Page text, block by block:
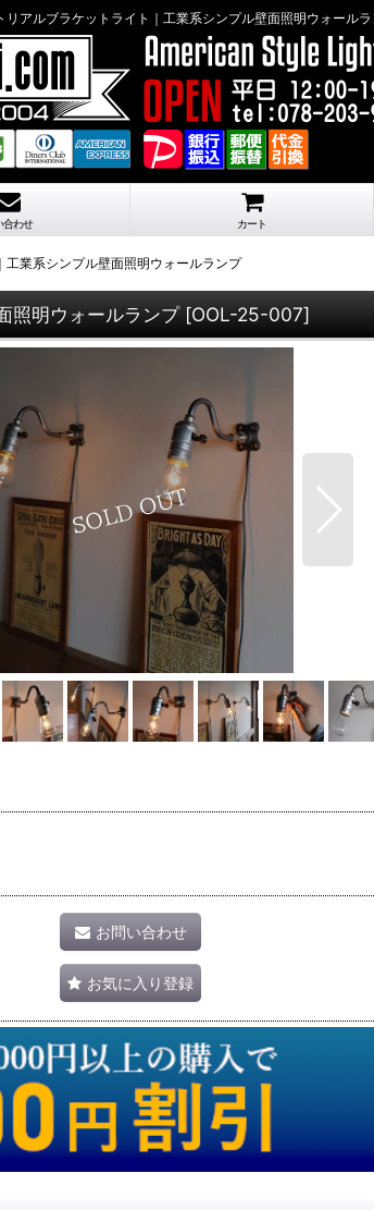
リアルブラケットライト｜工業系シンプル壁面照明ウォール
合わせ カート
工業系シンプル壁面照明ウォールランプ
照明ウォールランプ [OOL-25-007]
お問い合わせ
お気に入り登録